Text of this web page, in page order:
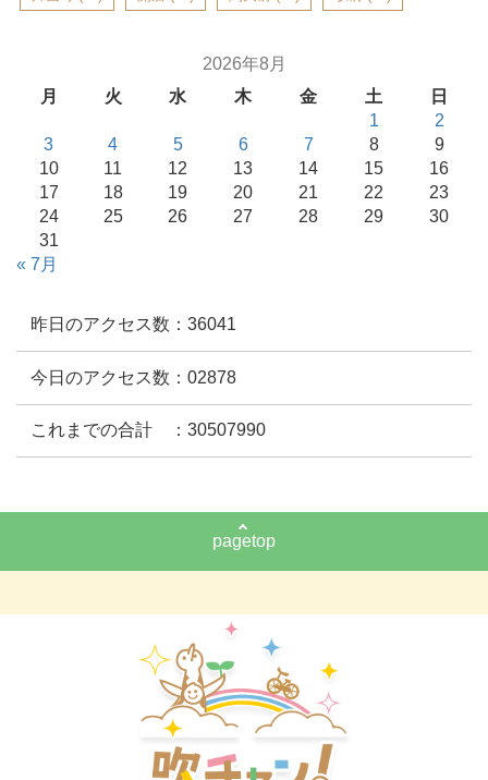
2026年8月
月
火 水 木 金 土
日
1
2
3
4 5 6 7 8
9
10
11 12 13 14 15
16
17
18 19 20 21 22
23
24
25 26 27 28 29
30
31
« 7月
昨日のアクセス数：36041
今日のアクセス数：02878
これまでの合計 ：30507990
pagetop